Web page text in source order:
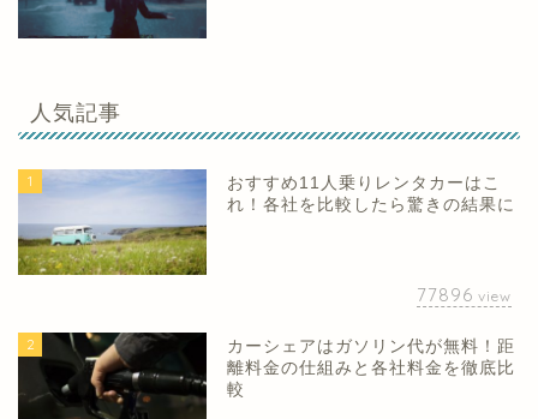
人気記事
1
おすすめ11人乗りレンタカーはこ
れ！各社を比較したら驚きの結果に
77896 view
2
カーシェアはガソリン代が無料！距
離料金の仕組みと各社料金を徹底比
較